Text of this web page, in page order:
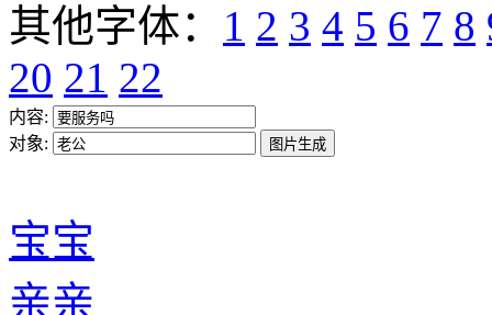
其他字体： 1 2 3 4 5 6 7 8
20 21 22
内容:
对象:
宝宝
亲亲